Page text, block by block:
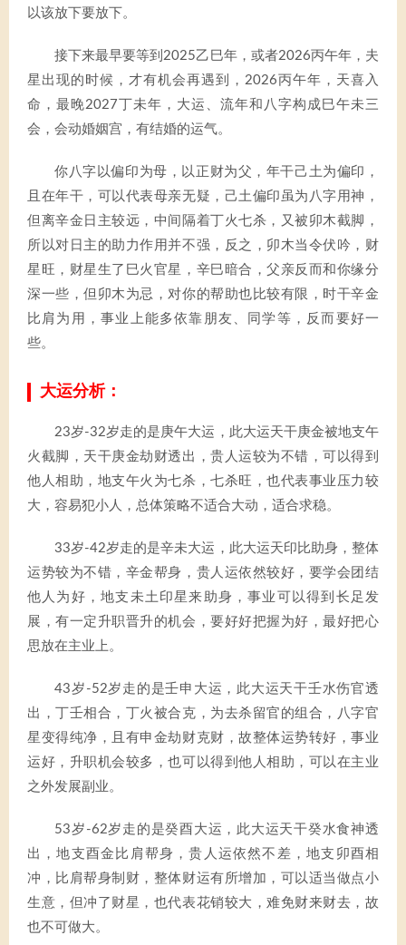
以该放下要放下。
接下来最早要等到2025乙巳年，或者2026丙午年，夫
星出现的时候，才有机会再遇到，2026丙午年，天喜入
命，最晚2027丁未年，大运、流年和八字构成巳午未三
会，会动婚姻宫，有结婚的运气。
你八字以偏印为母，以正财为父，年干己土为偏印，
且在年干，可以代表母亲无疑，己土偏印虽为八字用神，
但离辛金日主较远，中间隔着丁火七杀，又被卯木截脚，
所以对日主的助力作用并不强，反之，卯木当令伏吟，财
星旺，财星生了巳火官星，辛巳暗合，父亲反而和你缘分
深一些，但卯木为忌，对你的帮助也比较有限，时干辛金
比肩为用，事业上能多依靠朋友、同学等，反而要好一
些。
大运分析：
23岁-32岁走的是庚午大运，此大运天干庚金被地支午
火截脚，天干庚金劫财透出，贵人运较为不错，可以得到
他人相助，地支午火为七杀，七杀旺，也代表事业压力较
大，容易犯小人，总体策略不适合大动，适合求稳。
33岁-42岁走的是辛未大运，此大运天印比助身，整体
运势较为不错，辛金帮身，贵人运依然较好，要学会团结
他人为好，地支未土印星来助身，事业可以得到长足发
展，有一定升职晋升的机会，要好好把握为好，最好把心
思放在主业上。
43岁-52岁走的是壬申大运，此大运天干壬水伤官透
出，丁壬相合，丁火被合克，为去杀留官的组合，八字官
星变得纯净，且有申金劫财克财，故整体运势转好，事业
运好，升职机会较多，也可以得到他人相助，可以在主业
之外发展副业。
53岁-62岁走的是癸酉大运，此大运天干癸水食神透
出，地支酉金比肩帮身，贵人运依然不差，地支卯酉相
冲，比肩帮身制财，整体财运有所增加，可以适当做点小
生意，但冲了财星，也代表花销较大，难免财来财去，故
也不可做大。